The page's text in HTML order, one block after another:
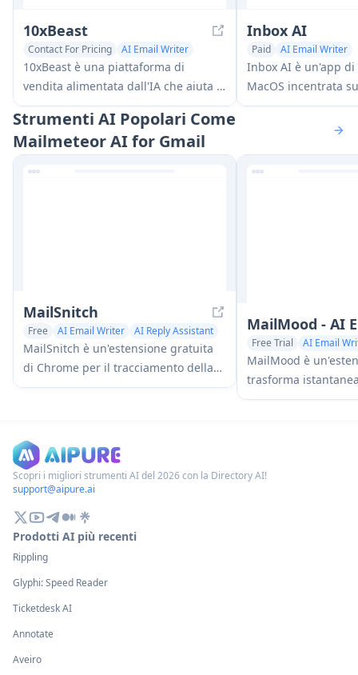
10xBeast
Contact For Pricing
AI Email Writer
Sales Assistant
10xBeast è una piattaforma di
vendita alimentata dall'IA che aiuta le
aziende ad automatizzare e
personalizzare l'outreach via email a
freddo per convertire i lead in clienti
Inbox AI
Paid
AI Email Writer
AI Task Management
Inbox AI è un'app
MacOS incentrata
combina
dalla voce con
Strumenti AI Popolari Come
Mailmeteor AI for Gmail
MailSnitch
Free AI Email Writer AI Reply Assistant
MailSnitch è un'estensione gratuita
di Chrome per il tracciamento della
posta elettronica e anti-spam che
automatizzato di tagging e
tracciamento della posta elettronica.
MailMood - AI
Free Trial AI Email
MailMood è
trasforma
Gmail in un
clic.
Scopri i migliori strumenti AI del 2026 con la Directory AI!
support@aipure.ai
Prodotti AI più recenti
Rippling
Glyphi: Speed Reader
Ticketdesk AI
Annotate
Aveiro